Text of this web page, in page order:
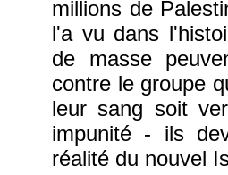
millions de
l'a vu dans
de masse
contre le groupe
leur sang soit
impunité - ils
réalité du nouvel